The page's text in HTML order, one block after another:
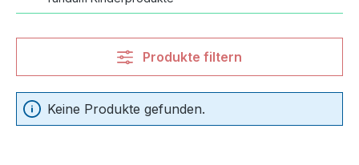
Produkte filtern
Keine Produkte gefunden.